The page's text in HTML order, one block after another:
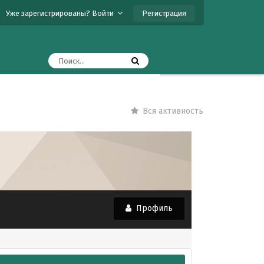
Уже зарегистрированы? Войти Регистрация
Вся активность
Профиль